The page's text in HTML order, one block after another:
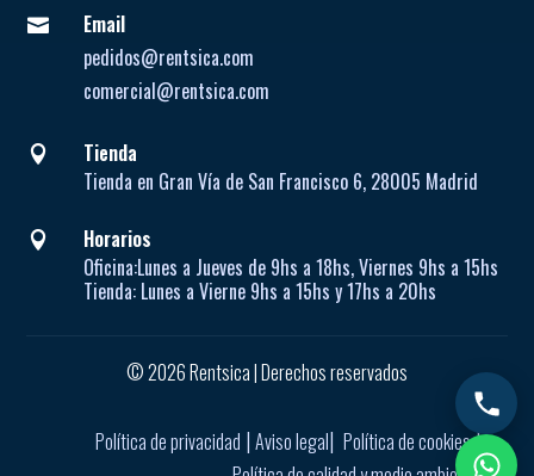

Email
pedidos@rentsica.com
comercial@rentsica.com

Tienda
Tienda en Gran Vía de San Francisco 6, 28005 Madrid

Horarios
Oficina:Lunes a Jueves de9hs a 18hs, Viernes 9hs a 15hs
Tienda: Lunes a Vierne9hs a 15hs y 17hs a 20hs
© 2026 Rentsica | Derechos reservados
Política de privacidad |Aviso legal|Política de cookies|